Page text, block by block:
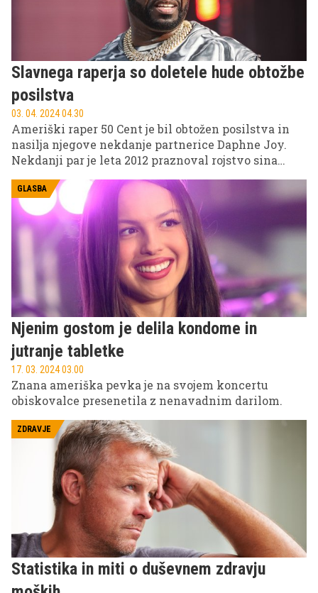
Slavnega raperja so doletele hude obtožbe
posilstva
03. 04. 2024 04.30
Ameriški raper 50 Cent je bil obtožen posilstva in
nasilja njegove nekdanje partnerice Daphne Joy.
Nekdanji par je leta 2012 praznoval rojstvo sina
njune spore. 50 Cent zdaj zahteva polno skrbništvo
nad svojim sinom.
GLASBA
Njenim gostom je delila kondome in
jutranje tabletke
17. 03. 2024 03.00
Znana ameriška pevka je na svojem koncertu
obiskovalce presenetila z nenavadnim darilom.
ZDRAVJE
Statistika in miti o duševnem zdravju